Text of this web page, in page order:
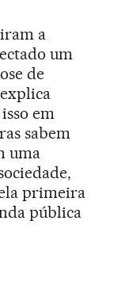
a
um
de
em
sabem
uma
primeira
pública